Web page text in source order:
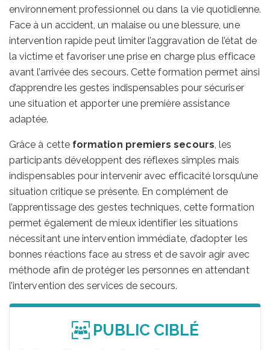
environnement professionnel ou dans la vie quotidienne.
Face à un accident, un malaise ou une blessure, une
intervention rapide peut limiter l’aggravation de l’état de
la victime et favoriser une prise en charge plus efficace
avant l’arrivée des secours. Cette formation permet ainsi
d’apprendre les gestes indispensables pour sécuriser
une situation et apporter une première assistance
adaptée.
Grâce à cette formation premiers secours, les
participants développent des réflexes simples mais
indispensables pour intervenir avec efficacité lorsqu’une
situation critique se présente. En complément de
l’apprentissage des gestes techniques, cette formation
permet également de mieux identifier les situations
nécessitant une intervention immédiate, d’adopter les
bonnes réactions face au stress et de savoir agir avec
méthode afin de protéger les personnes en attendant
l’intervention des services de secours.
PUBLIC CIBLÉ